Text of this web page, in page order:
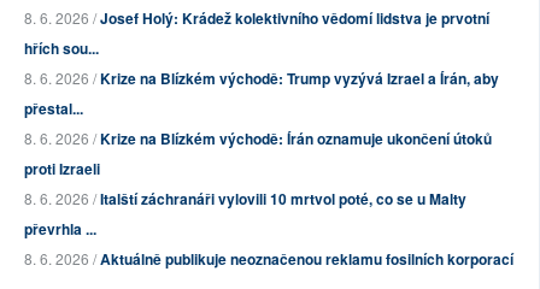
8. 6. 2026 /Josef Holý: Krádež kolektivního vědomí lidstva je prvotní
hřích sou...
8. 6. 2026 /Krize na Blízkém východě: Trump vyzývá Izrael a Írán, aby
přestal...
8. 6. 2026 /Krize na Blízkém východě: Írán oznamuje ukončení útoků
proti Izraeli
8. 6. 2026 /Italští záchranáři vylovili 10 mrtvol poté, co se u Malty
převrhla ...
8. 6. 2026 /Aktuálně publikuje neoznačenou reklamu fosilních korporací